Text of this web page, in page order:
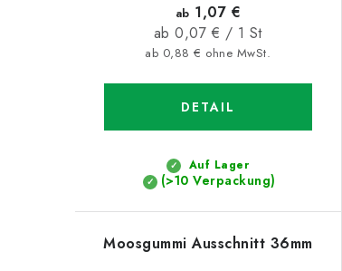
g
t
Auf Lager
(>10 Verpackung)
ab 0,88 € ohne MwSt.
ab 1,07 €
Verkaufspreis:
ab 0,07 € / 1 St
DETAIL
Moosgummi Ausschnitt 36mm